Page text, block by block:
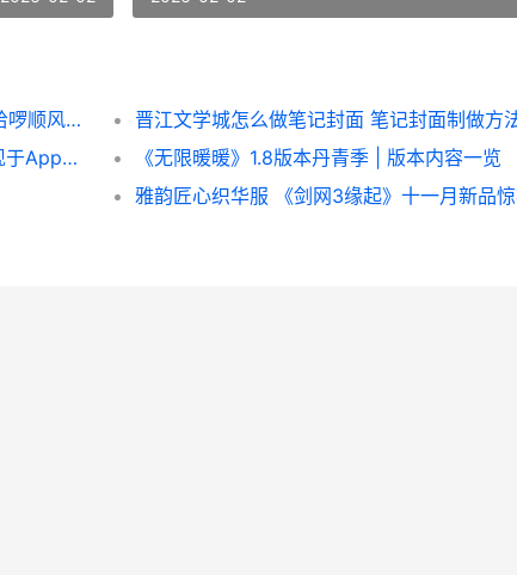
哈啰顺风车怎么开发票 开发票的教程 哈啰顺风车怎么接单
BLEACH正版授权手游《境·界 刀鸣》现于AppStore最初预约 正版授权手游